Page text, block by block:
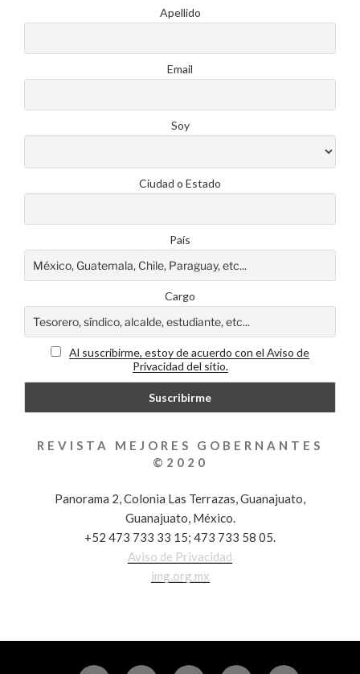
Apellido
Email
Soy
Ciudad o Estado
País
Cargo
Al suscribirme, estoy de acuerdo con el Aviso de
Privacidad del sitio.
REVISTA MEJORES GOBERNANTES
©2020
Panorama 2, Colonia Las Terrazas, Guanajuato,
Guanajuato, México.
+52 473 733 33 15; 473 733 58 05.
Aviso de Privacidad
img.org.mx